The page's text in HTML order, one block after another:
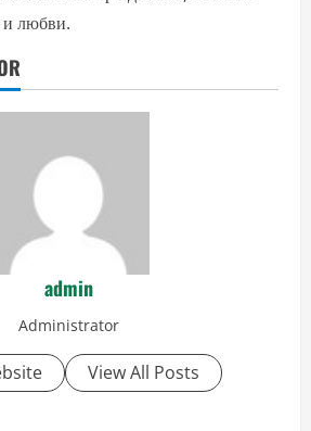
и любви.
admin
Administrator
View All Posts